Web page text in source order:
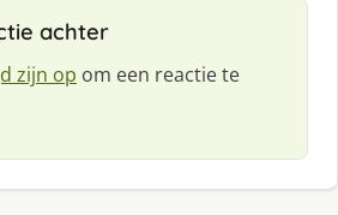
achter
zijn op om een reactie te